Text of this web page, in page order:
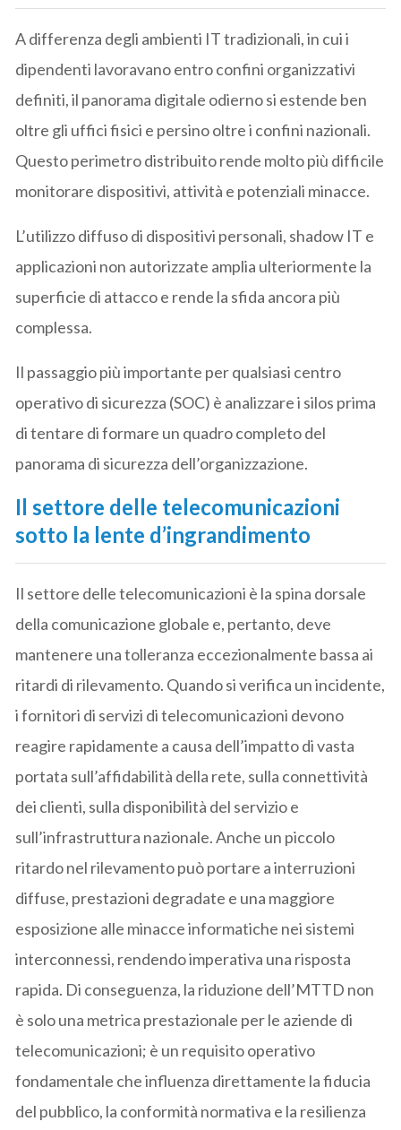
A differenza degli ambienti IT tradizionali, in cui i
dipendenti lavoravano entro confini organizzativi
definiti, il panorama digitale odierno si estende ben
oltre gli uffici fisici e persino oltre i confini nazionali.
Questo perimetro distribuito rende molto più difficile
monitorare dispositivi, attività e potenziali minacce.
L’utilizzo diffuso di dispositivi personali, shadow IT e
applicazioni non autorizzate amplia ulteriormente la
superficie di attacco e rende la sfida ancora più
complessa.
Il passaggio più importante per qualsiasi centro
operativo di sicurezza (SOC) è analizzare i silos prima
di tentare di formare un quadro completo del
panorama di sicurezza dell’organizzazione.
Il settore delle telecomunicazioni
sotto la lente d’ingrandimento
Il settore delle telecomunicazioni è la spina dorsale
della comunicazione globale e, pertanto, deve
mantenere una tolleranza eccezionalmente bassa ai
ritardi di rilevamento. Quando si verifica un incidente,
i fornitori di servizi di telecomunicazioni devono
reagire rapidamente a causa dell’impatto di vasta
portata sull’affidabilità della rete, sulla connettività
dei clienti, sulla disponibilità del servizio e
sull’infrastruttura nazionale. Anche un piccolo
ritardo nel rilevamento può portare a interruzioni
diffuse, prestazioni degradate e una maggiore
esposizione alle minacce informatiche nei sistemi
interconnessi, rendendo imperativa una risposta
rapida. Di conseguenza, la riduzione dell’MTTD non
è solo una metrica prestazionale per le aziende di
telecomunicazioni; è un requisito operativo
fondamentale che influenza direttamente la fiducia
del pubblico, la conformità normativa e la resilienza